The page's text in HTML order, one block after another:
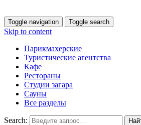
Toggle navigation Toggle search
Skip to content
Парикмахерские
Туристические агентства
Кафе
Рестораны
Студии загара
Сауны
Все разделы
Search: